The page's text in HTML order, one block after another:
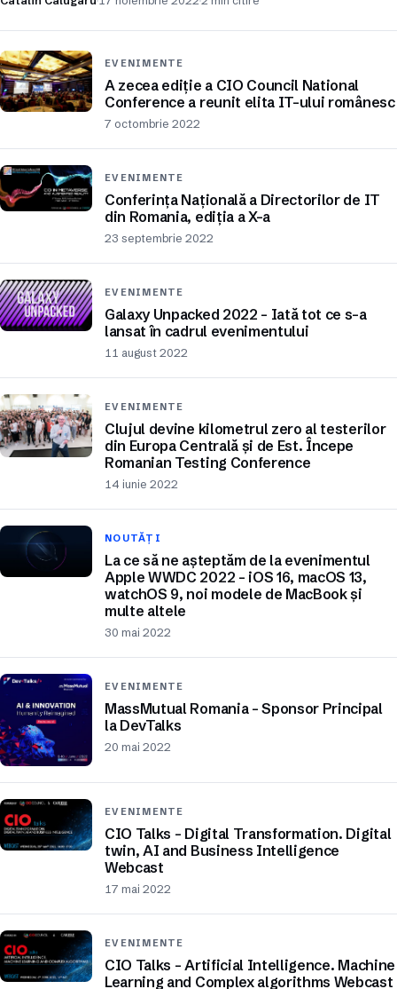
EVENIMENTE
A zecea ediție a CIO Council National
Conference a reunit elita IT-ului românesc
7 octombrie 2022
EVENIMENTE
Conferința Națională a Directorilor de IT
din Romania, ediția a X-a
23 septembrie 2022
EVENIMENTE
Galaxy Unpacked 2022 – Iată tot ce s-a
lansat în cadrul evenimentului
11 august 2022
EVENIMENTE
Clujul devine kilometrul zero al testerilor
din Europa Centrală și de Est. Începe
Romanian Testing Conference
14 iunie 2022
NOUTĂȚI
La ce să ne așteptăm de la evenimentul
Apple WWDC 2022 – iOS 16, macOS 13,
watchOS 9, noi modele de MacBook și
multe altele
30 mai 2022
EVENIMENTE
MassMutual Romania – Sponsor Principal
la DevTalks
20 mai 2022
EVENIMENTE
CIO Talks – Digital Transformation. Digital
twin, AI and Business Intelligence
Webcast
17 mai 2022
EVENIMENTE
CIO Talks – Artificial Intelligence. Machine
Learning and Complex algorithms Webcast